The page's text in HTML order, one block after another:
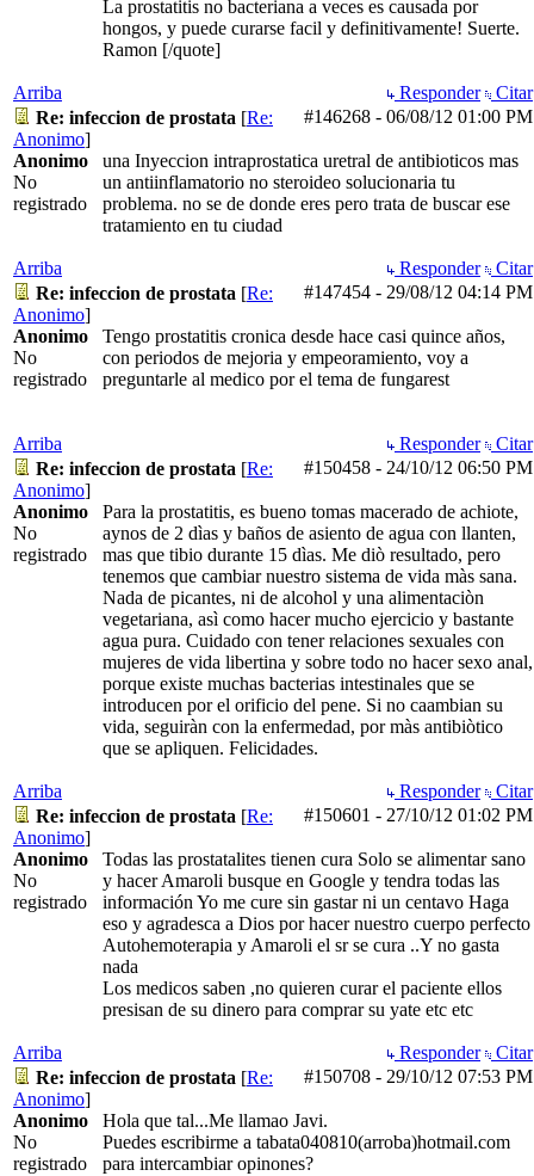
La prostatitis no bacteriana a veces es causada por
hongos, y puede curarse facil y definitivamente! Suerte.
Ramon [/quote]
Arriba Responder
Citar
#146268 - 06/08/12 01:00 PM
Re: infeccion de prostata [Re:
Anonimo]
Anonimo
No
registrado
una Inyeccion intraprostatica uretral de antibioticos mas
un antiinflamatorio no steroideo solucionaria tu
problema. no se de donde eres pero trata de buscar ese
tratamiento en tu ciudad
Arriba Responder
Citar
#147454 - 29/08/12 04:14 PM
Re: infeccion de prostata [Re:
Anonimo]
Anonimo
No
registrado
Tengo prostatitis cronica desde hace casi quince años,
con periodos de mejoria y empeoramiento, voy a
preguntarle al medico por el tema de fungarest
Arriba Responder
Citar
#150458 - 24/10/12 06:50 PM
Re: infeccion de prostata [Re:
Anonimo]
Anonimo
No
registrado
Para la prostatitis, es bueno tomas macerado de achiote,
aynos de 2 dìas y baños de asiento de agua con llanten,
mas que tibio durante 15 dìas. Me diò resultado, pero
tenemos que cambiar nuestro sistema de vida màs sana.
Nada de picantes, ni de alcohol y una alimentaciòn
vegetariana, asì como hacer mucho ejercicio y bastante
agua pura. Cuidado con tener relaciones sexuales con
mujeres de vida libertina y sobre todo no hacer sexo anal,
porque existe muchas bacterias intestinales que se
introducen por el orificio del pene. Si no caambian su
vida, seguiràn con la enfermedad, por màs antibiòtico
que se apliquen. Felicidades.
Arriba Responder
Citar
#150601 - 27/10/12 01:02 PM
Re: infeccion de prostata [Re:
Anonimo]
Anonimo
No
registrado
Todas las prostatalites tienen cura Solo se alimentar sano
y hacer Amaroli busque en Google y tendra todas las
información Yo me cure sin gastar ni un centavo Haga
eso y agradesca a Dios por hacer nuestro cuerpo perfecto
Autohemoterapia y Amaroli el sr se cura ..Y no gasta
nada
Los medicos saben ,no quieren curar el paciente ellos
presisan de su dinero para comprar su yate etc etc
Arriba Responder
Citar
#150708 - 29/10/12 07:53 PM
Re: infeccion de prostata [Re:
Anonimo]
Anonimo
No
registrado
Hola que tal...Me llamao Javi.
Puedes escribirme a tabata040810(arroba)hotmail.com
para intercambiar opinones?